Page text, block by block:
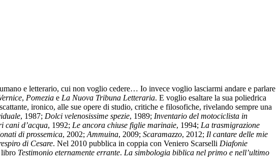
e letterario, cui non voglio cedere… Io invece voglio lasciarmi andare e parlare
, Pomezia e La Nuova Tribuna Letteraria. E voglio esaltare la sua poliedrica
ironico, alle sue opere di studio, critiche e filosofiche, rivelando sempre una
, 1987; Dolci velenosissime spezie, 1989; Inventario del motociclista in
cani d’acqua, 1992; Le ancora chiuse figlie marinaie, 1994; La trasmigrazione
di prossemica, 2002; Ammuina, 2009; Scaramazzo, 2012; Il cantare delle mie
di Cesare. Nel 2010 pubblica in coppia con Veniero Scarselli Diafonie
libro Testimonio eternamente errante. La simbologia biblica nel primo e nell’ultimo